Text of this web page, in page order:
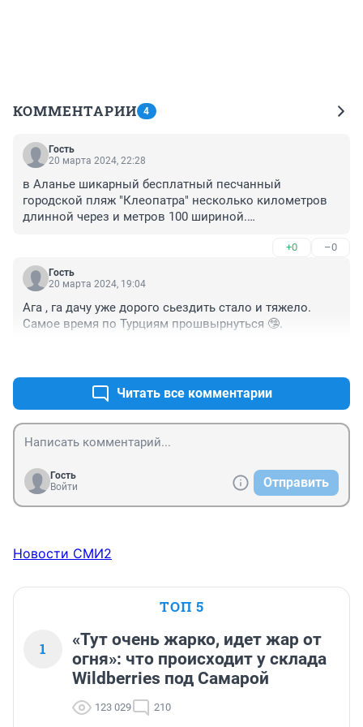
КОММЕНТАРИИ 4
Гость
20 марта 2024, 22:28
в Аланье шикарный бесплатный песчанный
городской пляж "Клеопатра" несколько километров
длинной через и метров 100 шириной.
мы (2+2) там 2 мес. прожили, снимали апартамент.
обошлось всё, включая перелёт в где-то 180 тыс., но
готовили мы сами
+0 –0
Гость
20 марта 2024, 19:04
Ага , га дачу уже дорого сьездить стало и тяжело.
Самое время по Турциям прошвырнуться 🤥.
Читать все комментарии
Гость
Войти
Отправить
Новости СМИ2
ТОП 5
1
«Тут очень жарко, идет жар от
огня»: что происходит у склада
Wildberries под Самарой
123 029 210